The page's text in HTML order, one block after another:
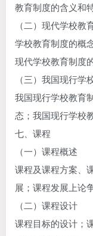
教育制度的含义和
（二）现代学校教
学校教育制度的概
现代学校教育制度
（三）我国现行学
我国现行学校教育
态；我国现行学校
七、课程
（一）课程概述
课程及课程方案、
展；课程发展上论
（二）课程设计
课程目标的设计；